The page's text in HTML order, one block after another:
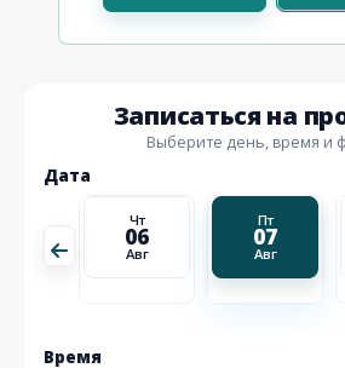
Записаться на
Выберите день, время и
Дата
Чт
06
Авг
Пт
07
Авг
Время